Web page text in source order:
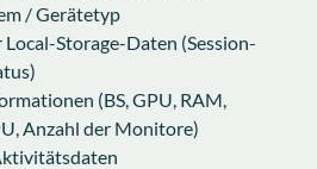
/ Gerätetyp
Storage-Daten (Session-
(BS, GPU, RAM,
Anzahl der Monitore)